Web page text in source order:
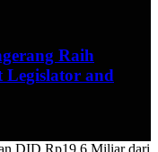
Raih
Legislator and
DID Rp19,6 Miliar dari